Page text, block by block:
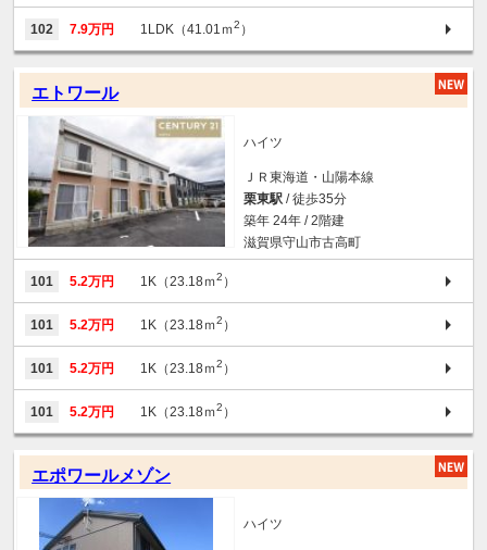
102 7.9万円 1LDK（41.01ｍ2 ）
エトワール
ハイツ
ＪＲ東海道・山陽本線
栗東駅 / 徒歩35分
築年 24年 / 2階建
滋賀県守山市古高町
101 5.2万円 1K（23.18ｍ2 ）
101 5.2万円 1K（23.18ｍ2 ）
101 5.2万円 1K（23.18ｍ2 ）
101 5.2万円 1K（23.18ｍ2 ）
エポワールメゾン
ハイツ